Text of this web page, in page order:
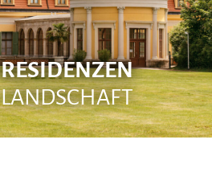
RESIDENZEN
LANDSCHAFT